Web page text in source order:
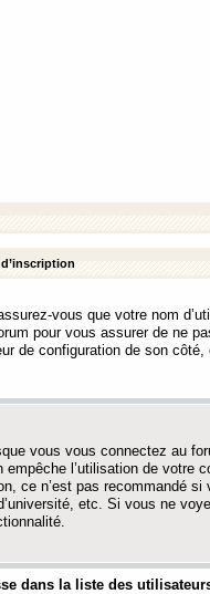
vous que votre nom
pour vous assurer de ne
de configuration de son côté,
vous vous connectez au
l’utilisation de votre
ce n’est pas recommandé si
etc. Si vous ne
dans la liste des